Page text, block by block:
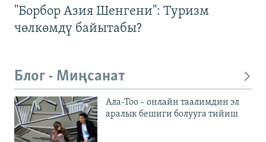
"Борбор Азия Шенгени": Туризм
чөлкөмдү байытабы?
Блог - Миңсанат
Ала-Тоо – онлайн таалимдин эл
аралык бешиги болууга тийиш